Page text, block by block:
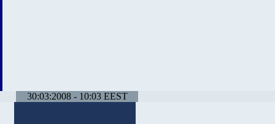
30:03:2008 - 10:03 EEST